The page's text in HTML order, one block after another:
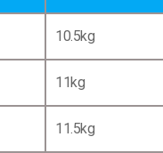
10.5kg
11kg
11.5kg